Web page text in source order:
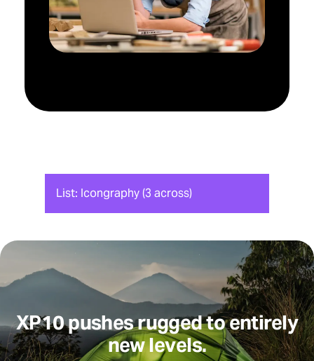
List: Icongraphy (3 across)
XP10 pushes rugged to entirely
new levels.